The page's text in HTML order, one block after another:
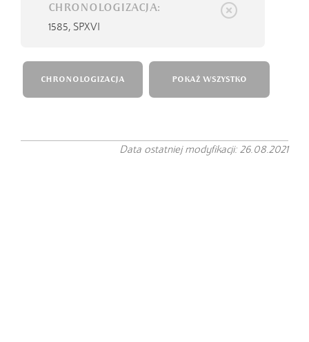
CHRONOLOGIZACJA:
1585, SPXVI
CHRONOLOGIZACJA POKAŻ WSZYSTKO
Data ostatniej modyfikacji: 26.08.2021